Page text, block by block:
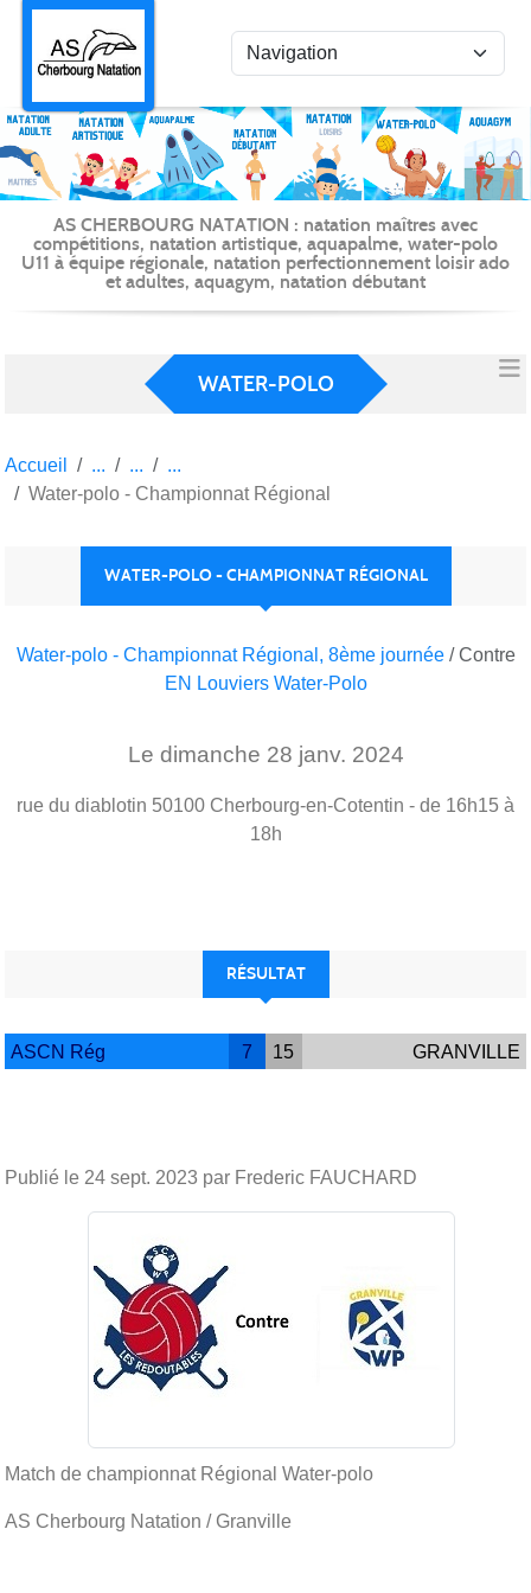
AS CHERBOURG NATATION : natation maîtres avec
compétitions, natation artistique, aquapalme, water-polo
U11 à équipe régionale, natation perfectionnement loisir ado
et adultes, aquagym, natation débutant
WATER-POLO
Accueil
Water-polo - Championnat Régional
WATER-POLO - CHAMPIONNAT RÉGIONAL
Water-polo - Championnat Régional, 8ème journée / Contre
EN Louviers Water-Polo
Le dimanche 28 janv. 2024
rue du diablotin 50100 Cherbourg-en-Cotentin - de 16h15 à
18h
RÉSULTAT
ASCN Rég 7 15 GRANVILLE
Publié le 24 sept. 2023 par Frederic FAUCHARD
Match de championnat Régional Water-polo
AS Cherbourg Natation / Granville
Panneau de gestion des cookies